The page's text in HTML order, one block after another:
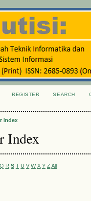
REGISTER SEARCH
Index
Index
Q R S T U V W X Y Z All